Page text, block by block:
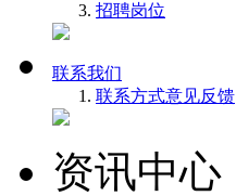
招聘岗位
联系我们
联系方式意见反馈
资讯中心